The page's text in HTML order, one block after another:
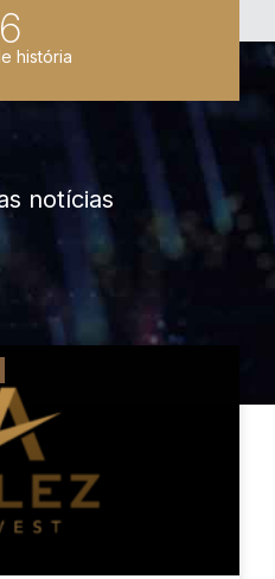
6
história
notícias